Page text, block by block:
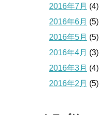
2016年7月 (4)
2016年6月 (5)
2016年5月 (5)
2016年4月 (3)
2016年3月 (4)
2016年2月 (5)